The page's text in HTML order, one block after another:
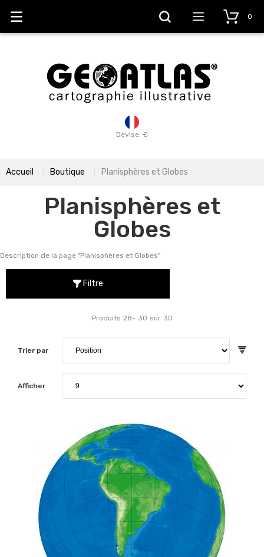
Devise: €
0
Accueil Boutique Planisphères et Globes
Planisphères et
Globes
Description de la page "Planisphères et Globes"
Filtre
Trier par
Produits 28- 30 sur 30
Afficher